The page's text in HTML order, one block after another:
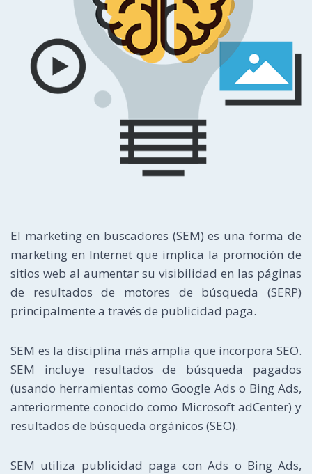
El marketing en buscadores (SEM) es una forma de
marketing en Internet que implica la promoción de
sitios web al aumentar su visibilidad en las páginas
de resultados de motores de búsqueda (SERP)
principalmente a través de publicidad paga.
SEM es la disciplina más amplia que incorpora SEO.
SEM incluye resultados de búsqueda pagados
(usando herramientas como Google Ads o Bing Ads,
anteriormente conocido como Microsoft adCenter) y
resultados de búsqueda orgánicos (SEO).
SEM utiliza publicidad paga con Ads o Bing Ads,